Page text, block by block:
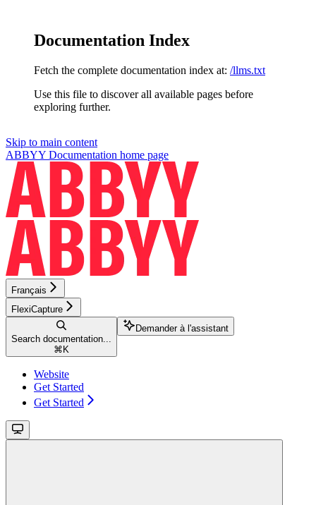
Documentation Index
Fetch the complete documentation index at: /llms.txt
Use this file to discover all available pages before
exploring further.
Skip to main content
ABBYY Documentation home page
Français
FlexiCapture
Search documentation...
⌘ K
Demander à l'assistant
Website
Get Started
Get Started